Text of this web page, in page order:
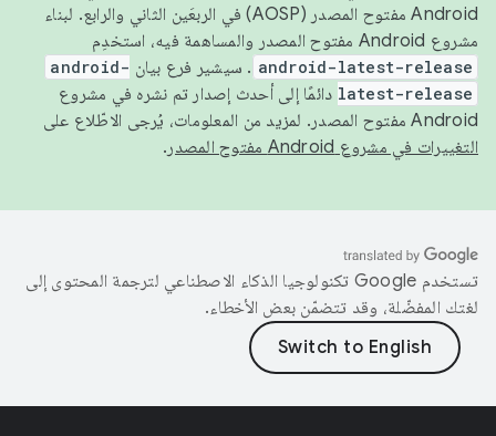
Android مفتوح المصدر (AOSP) في الربعَين الثاني والرابع. لبناء
مشروع Android مفتوح المصدر والمساهمة فيه، استخدِم
android-latest-release . سيشير فرع بيان android-
latest-release دائمًا إلى أحدث إصدار تم نشره في مشروع
Android مفتوح المصدر. لمزيد من المعلومات، يُرجى الاطّلاع على
التغييرات في مشروع Android مفتوح المصدر
.
تستخدم Google تكنولوجيا الذكاء الاصطناعي لترجمة المحتوى إلى
لغتك المفضّلة، وقد تتضمّن بعض الأخطاء.